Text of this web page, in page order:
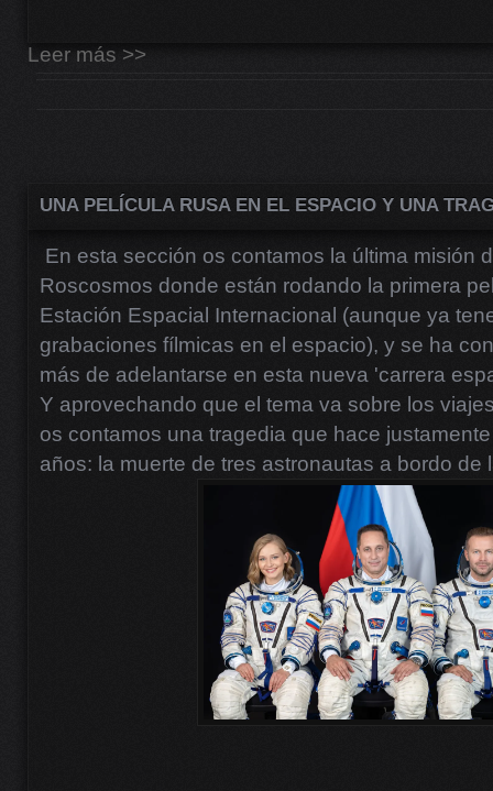
Leer más >>
UNA PELÍCULA RUSA EN EL ESPACIO Y UNA
En esta sección os contamos la última misión
Roscosmos donde están rodando la primera
Estación Espacial Internacional (aunque ya
grabaciones fílmicas en el espacio), y se ha
más de adelantarse en esta nueva 'carrera
Y aprovechando que el tema va sobre los
os contamos una tragedia que hace
años: la muerte de tres astronautas a bordo de